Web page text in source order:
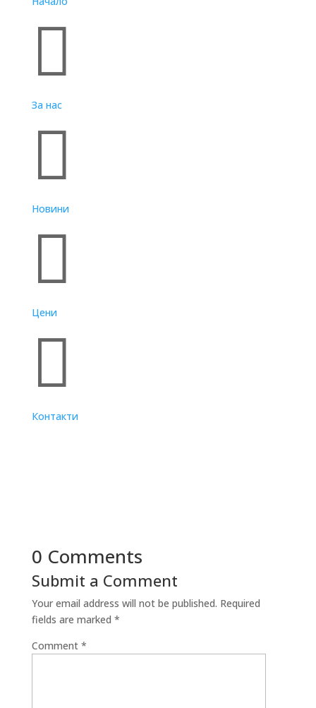

За нас

Новини

Цени

Контакти
0 Comments
Submit a Comment
Your email address will not be published. Required
fields are marked *
Comment *